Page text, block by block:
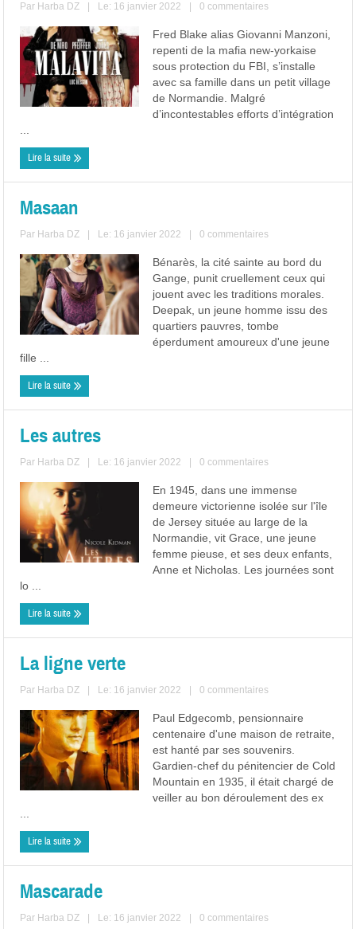
Par Harba DZ Le: 16 janvier 2022 0 commentaires
Fred Blake alias Giovanni Manzoni,
repenti de la mafia new-yorkaise
sous protection du FBI, s’installe
avec sa famille dans un petit village
de Normandie. Malgré
d’incontestables efforts d’intégration
Lire la suite
Masaan
Par Harba DZ Le: 16 janvier 2022 0 commentaires
Bénarès, la cité sainte au bord du
Gange, punit cruellement ceux qui
jouent avec les traditions morales.
Deepak, un jeune homme issu des
quartiers pauvres, tombe
éperdument amoureux d'une jeune
fille ...
Lire la suite
Les autres
Par Harba DZ Le: 16 janvier 2022 0 commentaires
En 1945, dans une immense
demeure victorienne isolée sur l'île
de Jersey située au large de la
Normandie, vit Grace, une jeune
femme pieuse, et ses deux enfants,
Anne et Nicholas. Les journées sont
lo ...
Lire la suite
La ligne verte
Par Harba DZ Le: 16 janvier 2022 0 commentaires
Paul Edgecomb, pensionnaire
centenaire d'une maison de retraite,
est hanté par ses souvenirs.
Gardien-chef du pénitencier de Cold
Mountain en 1935, il était chargé de
veiller au bon déroulement des ex
Lire la suite
Mascarade
Par Harba DZ Le: 16 janvier 2022 0 commentaires